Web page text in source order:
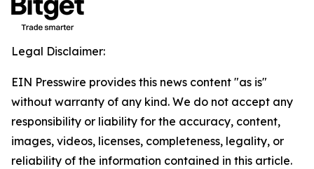
Legal Disclaimer:
EIN Presswire provides this news content "as is"
without warranty of any kind. We do not accept any
responsibility or liability for the accuracy, content,
images, videos, licenses, completeness, legality, or
reliability of the information contained in this article.